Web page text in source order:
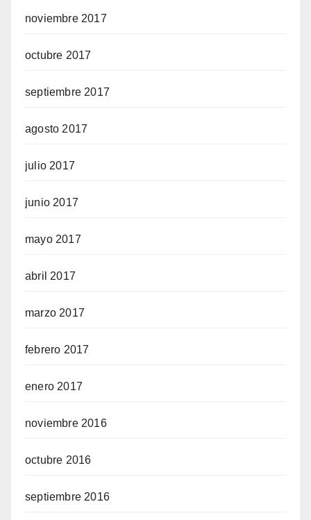
noviembre 2017
octubre 2017
septiembre 2017
agosto 2017
julio 2017
junio 2017
mayo 2017
abril 2017
marzo 2017
febrero 2017
enero 2017
noviembre 2016
octubre 2016
septiembre 2016